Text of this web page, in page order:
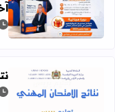
اقرأ
اقرأ المزيد عن